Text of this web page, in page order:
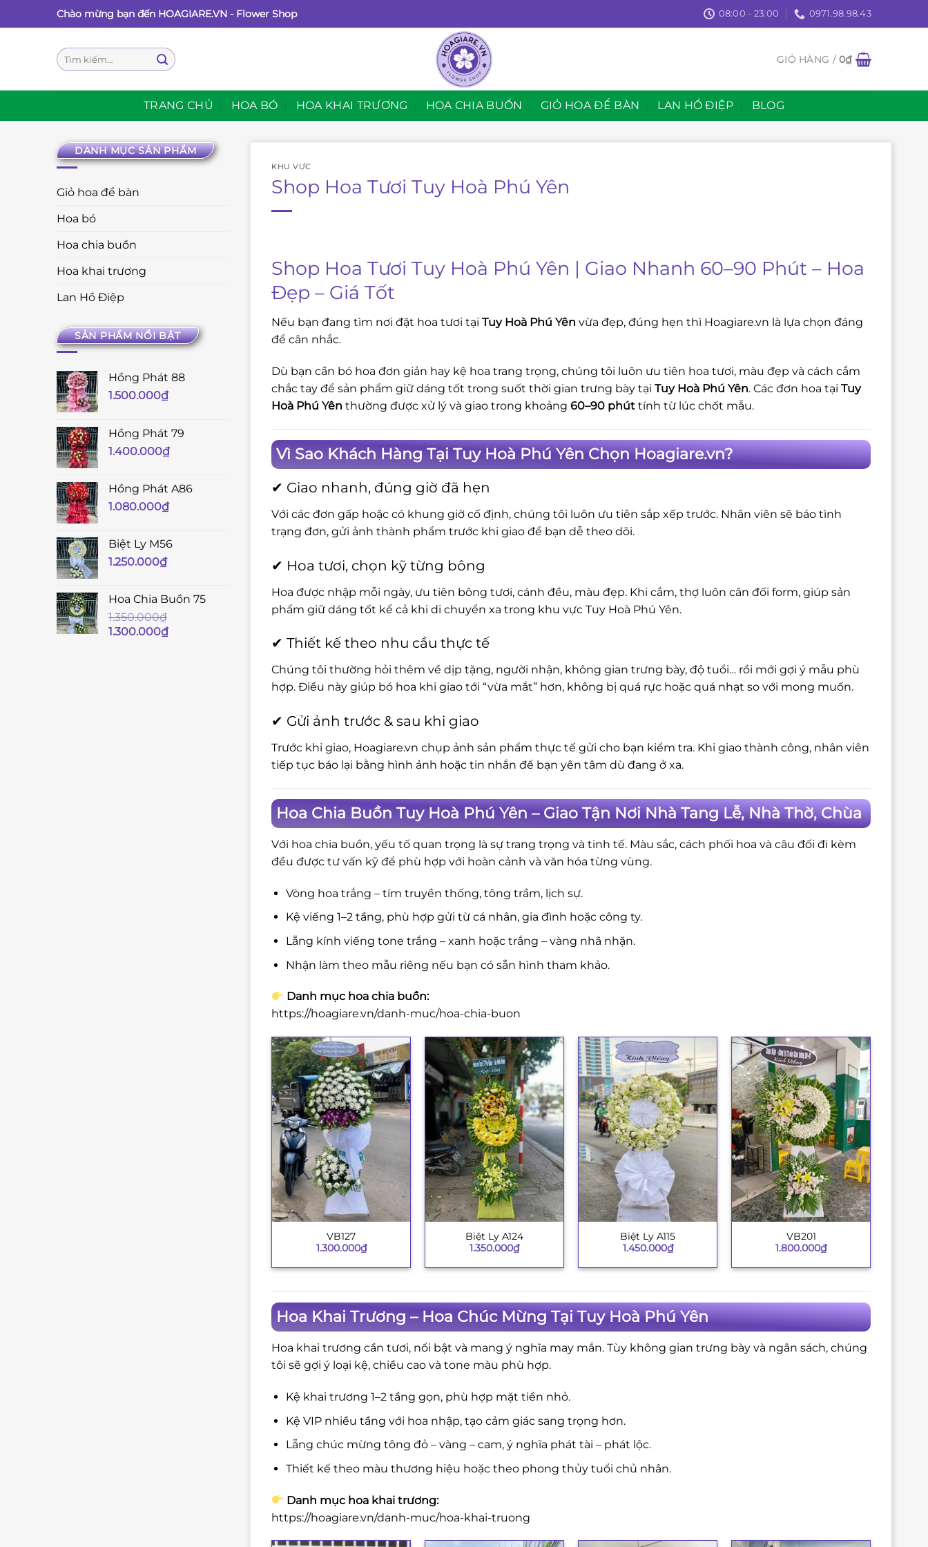
qua
Chào mừng bạn đến HOAGIARE.VN - Flower Shop 08:00 - 23:00 0971.98.98.43
Tìm
kiếm:
GIỎ HÀNG /0₫
TRANG CHỦ HOA BÓ HOA KHAI TRƯƠNG HOA CHIA BUỒN GIỎ HOA ĐỂ BÀN LAN HỒ ĐIỆP BLOG
DANH MỤC SẢN PHẨM
Giỏ hoa để bàn
Hoa bó
Hoa chia buồn
Hoa khai trương
Lan Hồ Điệp
SẢN PHẨM NỔI BẬT
Hồng Phát 88
1.500.000₫
Hồng Phát 79
1.400.000₫
Hồng Phát A86
1.080.000₫
Biệt Ly M56
1.250.000₫
Hoa Chia Buồn 75
1.350.000₫
Giá
1.300.000₫Giá
KHU VỰC
Shop Hoa Tươi Tuy Hoà Phú Yên
Shop Hoa Tươi Tuy Hoà Phú Yên | Giao Nhanh 60–90 Phút – Hoa
Đẹp – Giá Tốt
Nếu bạn đang tìm nơi đặt hoa tươi tại Tuy Hoà Phú Yên vừa đẹp, đúng hẹn thì Hoagiare.vn là lựa chọn đáng
để cân nhắc.
Dù bạn cần bó hoa đơn giản hay kệ hoa trang trọng, chúng tôi luôn ưu tiên hoa tươi, màu đẹp và cách cắm
chắc tay để sản phẩm giữ dáng tốt trong suốt thời gian trưng bày tại Tuy Hoà Phú Yên. Các đơn hoa tại Tuy
Hoà Phú Yên thường được xử lý và giao trong khoảng 60–90 phút tính từ lúc chốt mẫu.
Vì Sao Khách Hàng Tại Tuy Hoà Phú Yên Chọn Hoagiare.vn?
✔ Giao nhanh, đúng giờ đã hẹn
Với các đơn gấp hoặc có khung giờ cố định, chúng tôi luôn ưu tiên sắp xếp trước. Nhân viên sẽ báo tình
trạng đơn, gửi ảnh thành phẩm trước khi giao để bạn dễ theo dõi.
✔ Hoa tươi, chọn kỹ từng bông
Hoa được nhập mỗi ngày, ưu tiên bông tươi, cánh đều, màu đẹp. Khi cắm, thợ luôn cân đối form, giúp sản
phẩm giữ dáng tốt kể cả khi di chuyển xa trong khu vực Tuy Hoà Phú Yên.
✔ Thiết kế theo nhu cầu thực tế
Chúng tôi thường hỏi thêm về dịp tặng, người nhận, không gian trưng bày, độ tuổi… rồi mới gợi ý mẫu phù
hợp. Điều này giúp bó hoa khi giao tới “vừa mắt” hơn, không bị quá rực hoặc quá nhạt so với mong muốn.
✔ Gửi ảnh trước & sau khi giao
Trước khi giao, Hoagiare.vn chụp ảnh sản phẩm thực tế gửi cho bạn kiểm tra. Khi giao thành công, nhân viên
tiếp tục báo lại bằng hình ảnh hoặc tin nhắn để bạn yên tâm dù đang ở xa.
Hoa Chia Buồn Tuy Hoà Phú Yên – Giao Tận Nơi Nhà Tang Lễ, Nhà Thờ, Chùa
Với hoa chia buồn, yếu tố quan trọng là sự trang trọng và tinh tế. Màu sắc, cách phối hoa và câu đối đi kèm
đều được tư vấn kỹ để phù hợp với hoàn cảnh và văn hóa từng vùng.
Vòng hoa trắng – tím truyền thống, tông trầm, lịch sự.
Kệ viếng 1–2 tầng, phù hợp gửi từ cá nhân, gia đình hoặc công ty.
Lẵng kính viếng tone trắng – xanh hoặc trắng – vàng nhã nhặn.
Nhận làm theo mẫu riêng nếu bạn có sẵn hình tham khảo.
Danh mục hoa chia buồn:
https://hoagiare.vn/danh-muc/hoa-chia-buon
VB127
1.300.000₫
Biệt Ly A124
1.350.000₫
Biệt Ly A115
1.450.000₫
VB201
1.800.000₫
Hoa Khai Trương – Hoa Chúc Mừng Tại Tuy Hoà Phú Yên
Hoa khai trương cần tươi, nổi bật và mang ý nghĩa may mắn. Tùy không gian trưng bày và ngân sách, chúng
tôi sẽ gợi ý loại kệ, chiều cao và tone màu phù hợp.
Kệ khai trương 1–2 tầng gọn, phù hợp mặt tiền nhỏ.
Kệ VIP nhiều tầng với hoa nhập, tạo cảm giác sang trọng hơn.
Lẵng chúc mừng tông đỏ – vàng – cam, ý nghĩa phát tài – phát lộc.
Thiết kế theo màu thương hiệu hoặc theo phong thủy tuổi chủ nhân.
Danh mục hoa khai trương:
https://hoagiare.vn/danh-muc/hoa-khai-truong